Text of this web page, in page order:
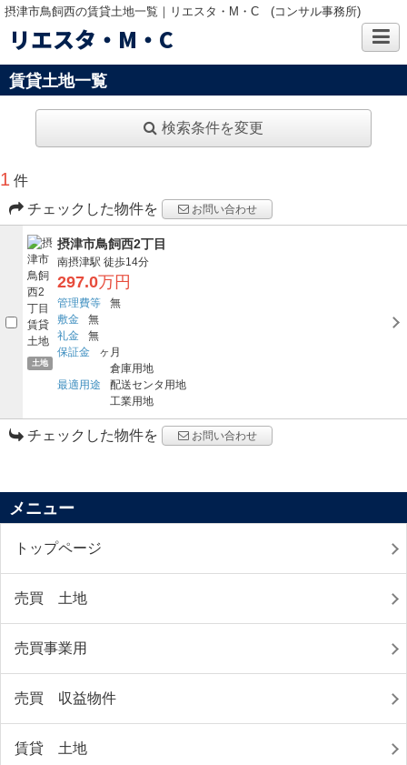
摂津市鳥飼西の賃貸土地一覧｜リエスタ・M・C (コンサル事務所)
リエスタ・M・C
賃貸土地一覧
検索条件を変更
1 件
チェックした物件を
お問い合わせ
土地
摂津市鳥飼西2丁目
南摂津駅 徒歩14分
297.0万円
管理費等
無
敷金
無
礼金
無
保証金
ヶ月
最適用途
倉庫用地
配送センタ用地
工業用地
チェックした物件を お問い合わせ
メニュー
トップページ
売買 土地
売買事業用
売買 収益物件
賃貸 土地